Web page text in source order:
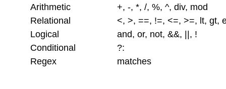
Arithmetic
+, -, *, /, %, ^, div, mod
Relational
<, >, ==, !=, <=, >=, lt, gt,
Logical
and, or, not, &&, ||, !
Conditional
?:
Regex
matches